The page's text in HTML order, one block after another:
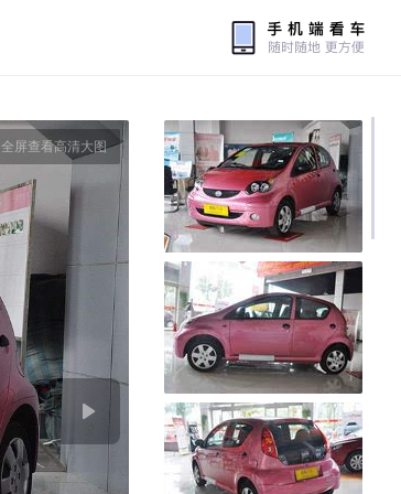
全屏查看高清大图